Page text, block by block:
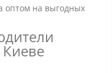
оптом на выгодных